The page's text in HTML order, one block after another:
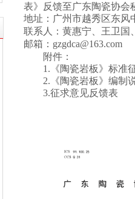
表》反馈至广东陶瓷协会
地址：广州市越秀区东风
联系人： 黄惠宁 、王卫国
邮箱： gzgdca@163
附件：
1. 《陶瓷岩板》标准
2. 《陶瓷岩板》编制
3.征求意见反馈表